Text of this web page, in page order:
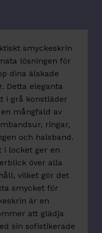
smyckeskrin
lösningen för
dina älskade
Detta eleganta
i grå konstläder
mångfald av
ringar,
och halsband.
i locket ger en
över alla
vilket gör det
smycket för
är en
att glädja
sin sofistikerade